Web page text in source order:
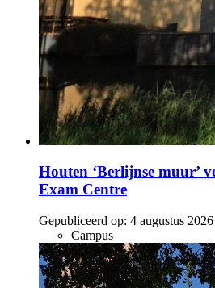
Houten ‘Berlijnse muur’
Exam Centre
Gepubliceerd op: 4 augustus 2026
Campus